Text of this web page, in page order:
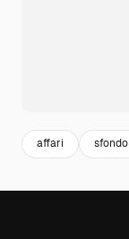
affari sfondo